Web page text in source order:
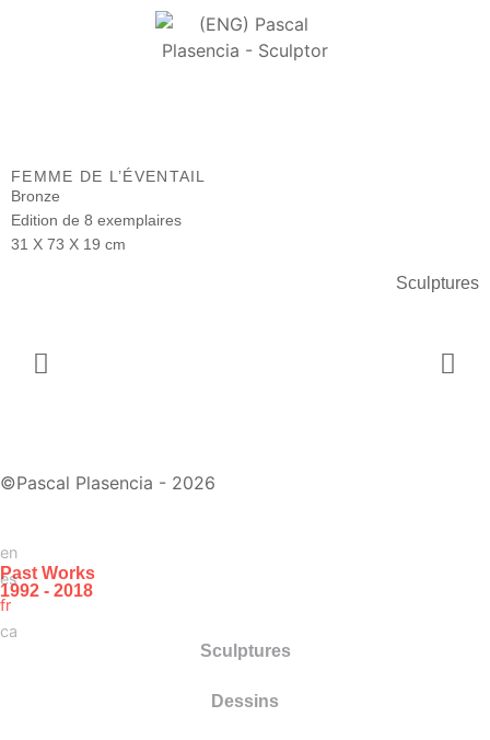
FEMME DE L’ÉVENTAIL
Bronze
Edition de 8 exemplaires
31 X 73 X 19 cm
Sculptures
©Pascal Plasencia - 2026
en
es
fr
ca
Past Works
1992 - 2018
Sculptures
Dessins